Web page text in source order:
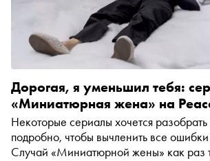
Дорогая, я уменьшил тебя:
«Миниатюрная жена» на
Некоторые сериалы хочется
подробно, чтобы вычленить все
Случай «Миниатюрной жены» как раз